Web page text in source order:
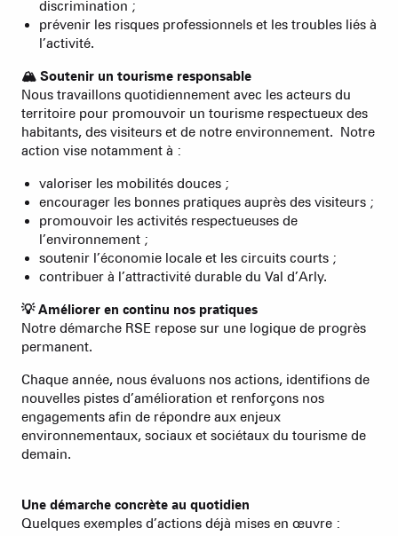
discrimination ;
prévenir les risques professionnels et les troubles liés à
l’activité.
🏔️ Soutenir un tourisme responsable
Nous travaillons quotidiennement avec les acteurs du
territoire pour promouvoir un tourisme respectueux des
habitants, des visiteurs et de notre environnement. Notre
action vise notamment à :
valoriser les mobilités douces ;
encourager les bonnes pratiques auprès des visiteurs ;
promouvoir les activités respectueuses de
l’environnement ;
soutenir l’économie locale et les circuits courts ;
contribuer à l’attractivité durable du Val d’Arly.
💡 Améliorer en continu nos pratiques
Notre démarche RSE repose sur une logique de progrès
permanent.
Chaque année, nous évaluons nos actions, identifions de
nouvelles pistes d’amélioration et renforçons nos
engagements afin de répondre aux enjeux
environnementaux, sociaux et sociétaux du tourisme de
demain.
Une démarche concrète au quotidien
Quelques exemples d’actions déjà mises en œuvre :